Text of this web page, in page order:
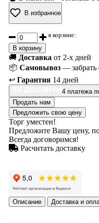
В избранное
в корзине:
В корзину
🚚 Доставка от 2-х дней
📦 Самовывоз — забрать
↩️ Гарантия 14 дней
4 платежа
Продать нам
Предложить свою цену
Торг уместен!
Предложите Вашу цену,
Всегда договоримся!
Расчитать доставку
Описание Доставка и